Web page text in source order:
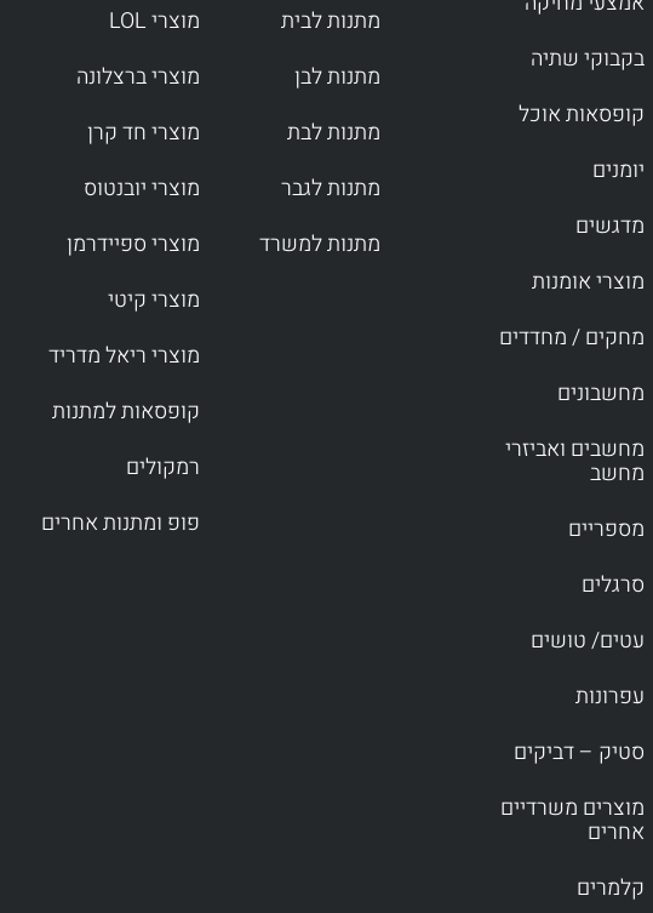
בקבוקי שתיה
קופסאות אוכל
יומנים
מדגשים
מוצרי אומנות
מחקים / מחדדים
מחשבונים
מחשבים ואביזרי
מחשב
מספריים
סרגלים
עטים/ טושים
עפרונות
סטיק – דביקים
מוצרים משרדיים
אחרים
קלמרים
מתנות לבית
מתנות לבן
מתנות לבת
מתנות לגבר
מתנות למשרד
מוצרי LOL
מוצרי ברצלונה
מוצרי חד קרן
מוצרי יובנטוס
מוצרי ספיידרמן
מוצרי קיטי
מוצרי ריאל מדריד
קופסאות למתנות
רמקולים
פופ ומתנות אחרים